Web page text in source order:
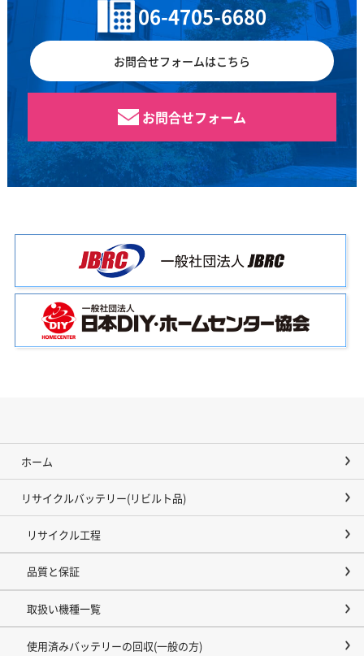
06-4705-6680
お問合せフォームはこちら
お問合せフォーム
ホーム
リサイクルバッテリー(リビルト品)
リサイクル工程
品質と保証
取扱い機種一覧
使用済みバッテリーの回収(一般の方)